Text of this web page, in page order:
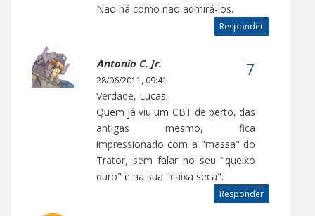
Não há como não admirá-los.
Responder
Antonio C. Jr.
28/06/2011, 09:41
Verdade, Lucas.
Quem já viu um CBT de perto, das
antigas mesmo, fica
impressionado com a "massa" do
Trator, sem falar no seu "queixo
duro" e na sua "caixa seca".
Responder